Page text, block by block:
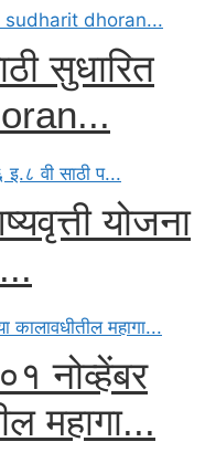
सुधारित
योजना
नोव्हेंबर
महागा...